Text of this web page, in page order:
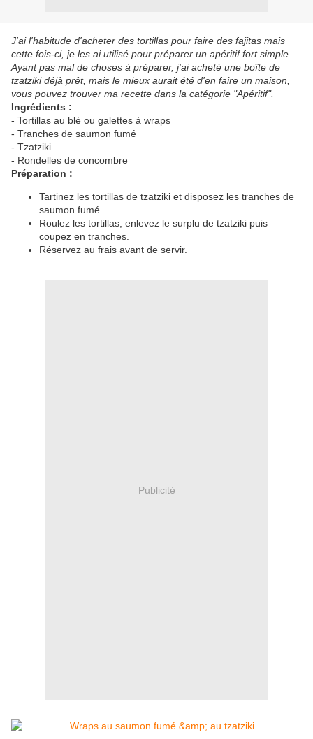
J'ai l'habitude d'acheter des tortillas pour faire des fajitas mais
cette fois-ci, je les ai utilisé pour préparer un apéritif fort simple.
Ayant pas mal de choses à préparer, j'ai acheté une boîte de
tzatziki déjà prêt, mais le mieux aurait été d'en faire un maison,
vous pouvez trouver ma recette dans la catégorie "Apéritif".
Ingrédients :
- Tortillas au blé ou galettes à wraps
- Tranches de saumon fumé
- Tzatziki
- Rondelles de concombre
Préparation :
Tartinez les tortillas de tzatziki et disposez les tranches de
saumon fumé.
Roulez les tortillas, enlevez le surplu de tzatziki puis
coupez en tranches.
Réservez au frais avant de servir.
Publicité